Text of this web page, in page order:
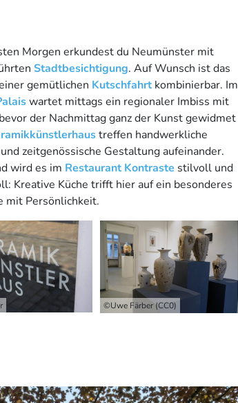
Morgen erkundest du Neumünster mit
Stadtbesichtigung. Auf Wunsch ist das
gemütlichen Kutschfahrt kombinierbar. Im
wartet mittags ein regionaler Imbiss mit
der Nachmittag ganz der Kunst gewidmet
treffen handwerkliche
zeitgenössische Gestaltung aufeinander.
wird es im Restaurant Kontraste stilvoll und
Kreative Küche trifft hier auf ein besonderes
mit Persönlichkeit.
©Uwe Färber (CC0)